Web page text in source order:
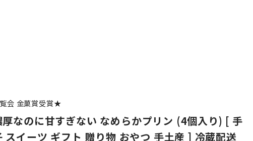
会 金菓賞受賞★
なのに甘すぎない なめらかプリン (4個入り) [ 手
スイーツ ギフト 贈り物 おやつ 手土産 ] 冷蔵配送